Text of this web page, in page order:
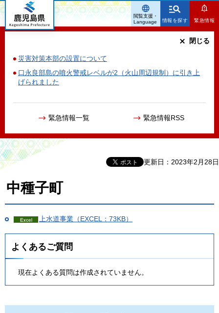
鹿児島県
情報を探す 緊急情報
災害対策本部の設置について
口永良部島の噴火警戒レベルが2（火山周辺規制）に引き上
げられました
緊急情報一覧 緊急情報RSS
閉じる
閲覧支援・
Language
更新日：2023年2月28日
中種子町
上水道事業（EXCEL：73KB）
よくあるご質問
現在よくある質問は作成されていません。